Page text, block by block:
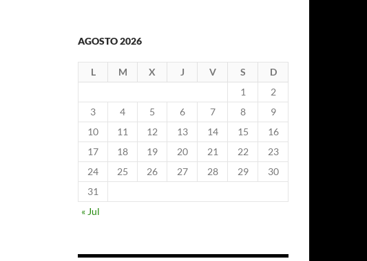
AGOSTO 2026
L M X J V S
D
1
2
3
4 5 6 7 8
9
10
11 12 13 14 15
16
17
18 19 20 21 22
23
24
25 26 27 28 29
30
31
« Jul